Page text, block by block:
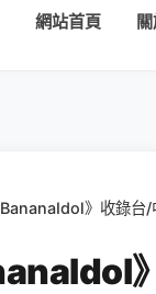
網站首頁
》收錄台